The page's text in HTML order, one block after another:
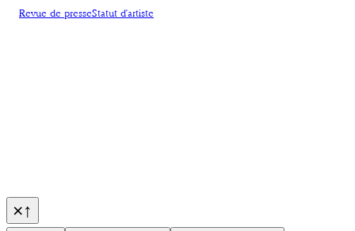
Revue de presseStatut d'artiste
×↑